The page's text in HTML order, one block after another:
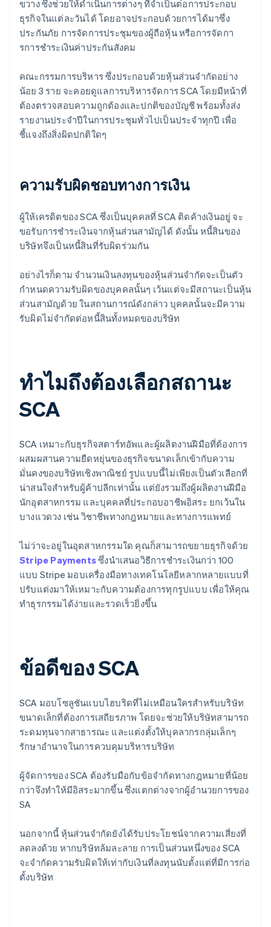
ขวาง ซึ่งช่วยให้ดําเนินการต่างๆ ที่จําเป็นต่อการประกอบ
ธุรกิจในแต่ละวันได้ โดยอาจประกอบด้วยการได้มาซึ่ง
ประกันภัย การจัดการประชุมของผู้ถือหุ้น หรือการจัดกา
รการชําระเงินค่าประกันสังคม
คณะกรรมการบริหาร ซึ่งประกอบด้วยหุ้นส่วนจํากัดอย่าง
น้อย 3 ราย จะคอยดูแลการบริหารจัดการ SCA โดยมีหน้าที่
ต้องตรวจสอบความถูกต้องและปกติของบัญชี พร้อมทั้งส่ง
รายงานประจําปีในการประชุมทั่วไปเป็นประจําทุกปี เพื่อ
ชี้แจงถึงสิ่งผิดปกติใดๆ
ความรับผิดชอบทางการเงิน
ผู้ให้เครดิตของ SCA ซึ่งเป็นบุคคลที่ SCA ติดค้างเงินอยู่ จะ
ขอรับการชําระเงินจากหุ้นส่วนสามัญได้ ดังนั้น หนี้สินของ
บริษัทจึงเป็นหนี้สินที่รับผิดร่วมกัน
อย่างไรก็ตาม จํานวนเงินลงทุนของหุ้นส่วนจํากัดจะเป็นตัว
กําหนดความรับผิดของบุคคลนั้นๆ เว้นแต่จะมีสถานะเป็นหุ้น
ส่วนสามัญด้วย ในสถานการณ์ดังกล่าว บุคคลนั้นจะมีความ
รับผิดไม่จํากัดต่อหนี้สินทั้งหมดของบริษัท
ทําไมถึงต้องเลือกสถานะ
SCA
SCA เหมาะกับธุรกิจสตาร์ทอัพและผู้ผลิตงานฝีมือที่ต้องการ
ผสมผสานความยืดหยุ่นของธุรกิจขนาดเล็กเข้ากับความ
มั่นคงของบริษัทเชิงพาณิชย์ รูปแบบนี้ไม่เพียงเป็นตัวเลือกที่
น่าสนใจสําหรับผู้ค้าปลีกเท่านั้น แต่ยังรวมถึงผู้ผลิตงานฝีมือ
นักอุตสาหกรรม และบุคคลที่ประกอบอาชีพอิสระ ยกเว้นใน
บางแวดวง เช่น วิชาชีพทางกฎหมายและทางการแพทย์
ไม่ว่าจะอยู่ในอุตสาหกรรมใด คุณก็สามารถขยายธุรกิจด้วย
Stripe Paymentsซึ่งนำเสนอวิธีการชําระเงินกว่า 100
แบบ Stripe มอบเครื่องมือทางเทคโนโลยีหลากหลายแบบที่
ปรับแต่งมาให้เหมาะกับความต้องการทุกรูปแบบ เพื่อให้คุณ
ทําธุรกรรมได้ง่ายและรวดเร็วยิ่งขึ้น
ข้อดีของ SCA
SCA มอบโซลูชันแบบไฮบริดที่ไม่เหมือนใครสําหรับบริษัท
ขนาดเล็กที่ต้องการเสถียรภาพ โดยจะช่วยให้บริษัทสามารถ
ระดมทุนจากสาธารณะ และแต่งตั้งให้บุคลากรกลุ่มเล็กๆ
รักษาอำนาจในการควบคุมบริหารบริษัท
ผู้จัดการของ SCA ต้องรับมือกับข้อจํากัดทางกฎหมายที่น้อย
กว่าจึงทําให้มีอิสระมากขึ้น ซึ่งแตกต่างจากผู้อํานวยการของ
SA
นอกจากนี้ หุ้นส่วนจํากัดยังได้รับประโยชน์จากความเสี่ยงที่
ลดลงด้วย หากบริษัทล้มละลาย การเป็นส่วนหนึ่งของ SCA
จะจํากัดความรับผิดให้เท่ากับเงินที่ลงทุนนับตั้งแต่ที่มีการก่อ
ตั้งบริษัท